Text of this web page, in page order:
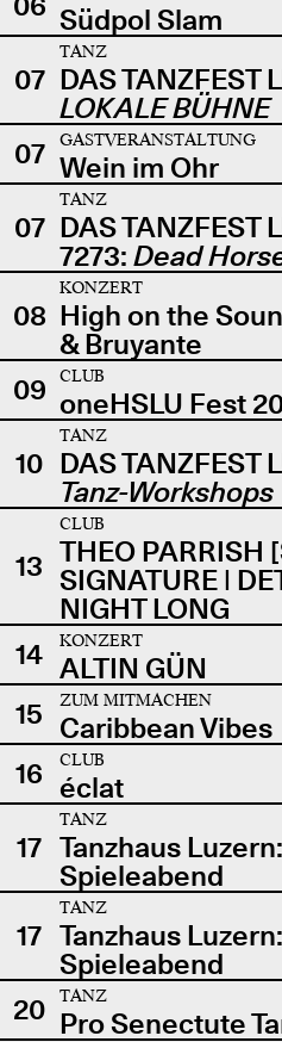
Südpol Slam
07
TANZ
DAS TANZFEST
LOKALE BÜHNE
07
GASTVERANSTALTUNG
Wein im Ohr
07
TANZ
DAS TANZFEST
7273: Dead
08
KONZERT
High on the
& Bruyante
09
CLUB
oneHSLU Fest
10
TANZ
DAS TANZFEST
Tanz-Workshops
13
CLUB
THEO PARRISH
SIGNATURE |
NIGHT LONG
14
KONZERT
ALTIN GÜN
15
ZUM MITMACHEN
Caribbean Vibes
16
CLUB
éclat
17
TANZ
Tanzhaus
Spieleabend
17
TANZ
Tanzhaus
Spieleabend
20
TANZ
Pro Senectute